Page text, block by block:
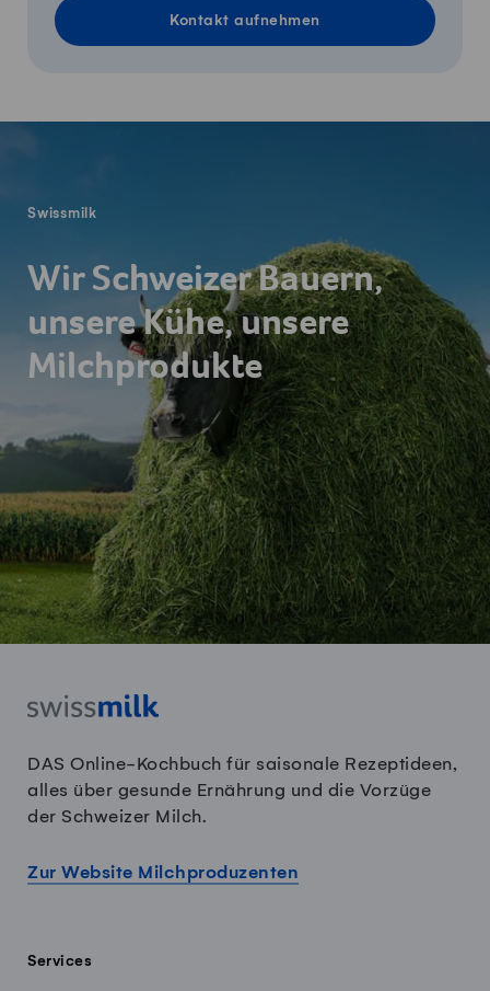
Kontakt aufnehmen
Swissmilk
Wir Schweizer Bauern,
unsere Kühe, unsere
Milchprodukte
DAS Online-Kochbuch für saisonale Rezeptideen,
alles über gesunde Ernährung und die Vorzüge
der Schweizer Milch.
Zur Website Milchproduzenten
Services